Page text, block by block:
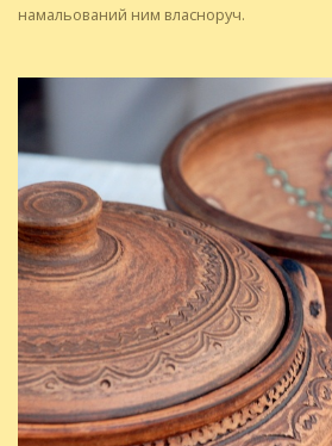
намальований ним власноруч.